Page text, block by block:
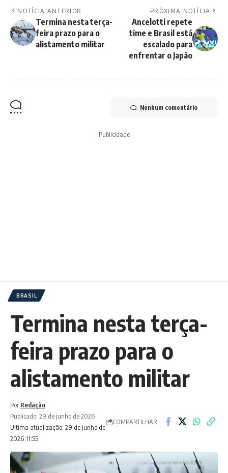
NOTÍCIA ANTERIOR
Termina nesta terça-
feira prazo para o
alistamento militar
PRÓXIMA NOTÍCIA
Ancelotti repete
time e Brasil está
escalado para
enfrentar o Japão
Nenhum comentário
- Publicidade -
BRASIL
Termina nesta terça-
feira prazo para o
alistamento militar
Ultima atualização: 29 de junho de
2026 11:55
Por:Redação
Publicado: 29 de junho de 2026
COMPARTILHAR